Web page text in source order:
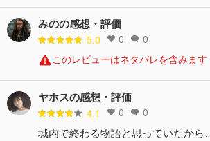
みのの感想・評価
5.0 0 0
このレビューはネタバレを含みます
ヤホスの感想・評価
4.1 0 0
城内で終わる物語と思っていたから、